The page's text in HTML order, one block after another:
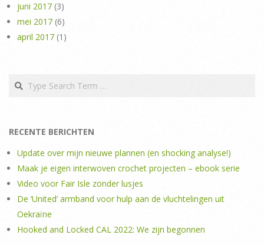
juni 2017 (3)
mei 2017 (6)
april 2017 (1)
Search
RECENTE BERICHTEN
Update over mijn nieuwe plannen (en shocking analyse!)
Maak je eigen interwoven crochet projecten – ebook serie
Video voor Fair Isle zonder lusjes
De ‘United’ armband voor hulp aan de vluchtelingen uit
Oekraïne
Hooked and Locked CAL 2022: We zijn begonnen